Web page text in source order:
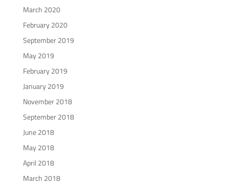
March 2020
February 2020
September 2019
May 2019
February 2019
January 2019
November 2018
September 2018
June 2018
May 2018
April 2018
March 2018